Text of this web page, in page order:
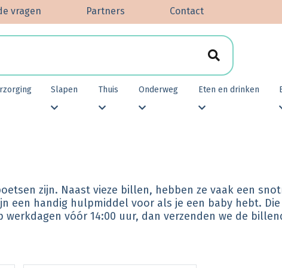
Contact
Partners
vragen
Slapen Thuis Onderweg Eten en drinken
zijn. Naast vieze billen, hebben ze vaak een
een handig hulpmiddel voor als je een baby hebt.
vóór 14:00 uur, dan verzenden we de